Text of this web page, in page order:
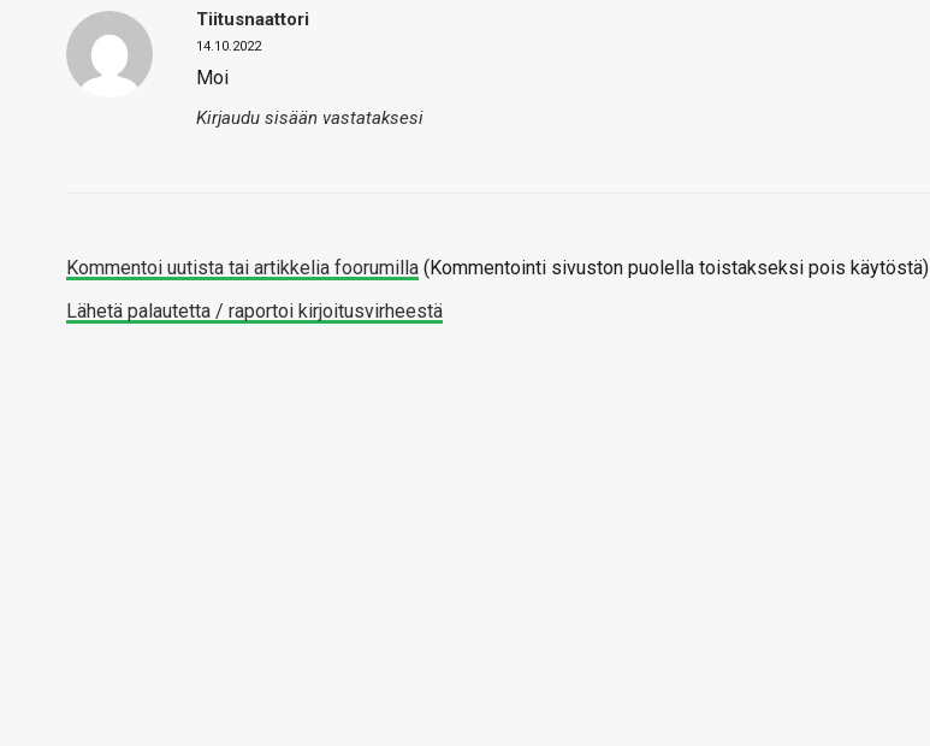
Tiitusnaattori
14.10.2022
Moi
Kirjaudu sisään vastataksesi
Kommentoi uutista tai artikkelia foorumilla (Kommentointi sivuston puolella toistakseksi pois käytöstä)
Lähetä palautetta / raportoi kirjoitusvirheestä